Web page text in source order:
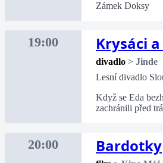
Zámek Doksy
19:00 Krysáci
divadlo > Jinde
Lesní divadlo
Když se Eda
zachránili před
20:00 Bardotky